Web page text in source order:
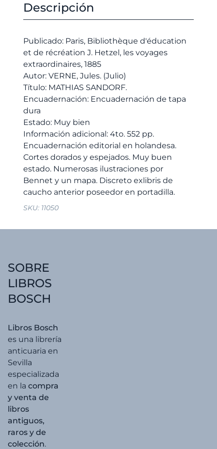
era:
es:
Descripción
Publicado: Paris, Bibliothèque d'éducation
et de récréation J. Hetzel, les voyages
extraordinaires, 1885
Autor: VERNE, Jules. (Julio)
Título: MATHIAS SANDORF.
Encuadernación: Encuadernación de tapa
dura
Estado: Muy bien
Información adicional: 4to. 552 pp.
Encuadernación editorial en holandesa.
Cortes dorados y espejados. Muy buen
estado. Numerosas ilustraciones por
Bennet y un mapa. Discreto exlibris de
SKU: 11050
SOBRE
LIBROS
BOSCH
Libros Bosch
es una librería
anticuaria en
Sevilla
especializada
en la compra
y venta de
libros
antiguos,
raros y de
colección.